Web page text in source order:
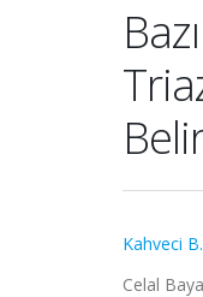
Kahveci B.
Celal